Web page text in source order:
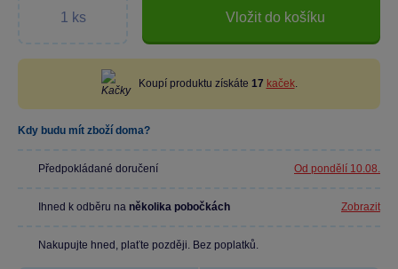
Vložit do košíku
Koupí produktu získáte 17 kaček.
Kdy budu mít zboží doma?
Předpokládané doručení Od pondělí 10.08.
Ihned k odběru na několika pobočkách Zobrazit
Nakupujte hned, plaťte později. Bez poplatků.